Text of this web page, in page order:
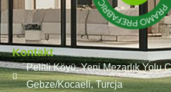
Kontakt
Pelitli Köyü, Yeni Mezarlık Yolu
Gebze/Kocaeli, Turcja